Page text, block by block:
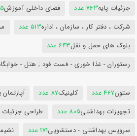
جزئیات پایه763 عدد فضای داخلی آموزش
شرکت ، دفتر کار ، سازمان ، اداره513 عدد
بلوک های حمل و نقل643 عدد
رستوران - غذا خوری - فست فود ; هتل -
ستون467 عدد کلینیک87 عدد
تجهیزات بهداشتی805 عدد طراحی جزئیات
سرویس بهداشتی - دستشویی171 عدد